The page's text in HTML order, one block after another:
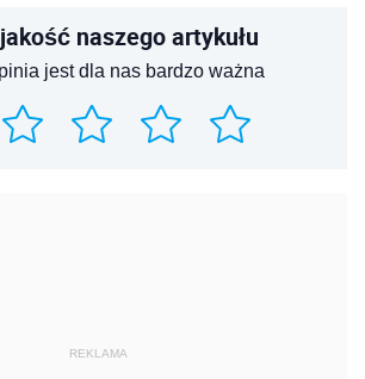
naszego artykułu
jest dla nas bardzo ważna
REKLAMA